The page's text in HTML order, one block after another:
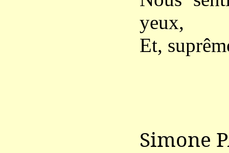
yeux,
Et,
Simone